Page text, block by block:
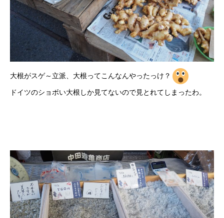
大根がスゲ～立派、大根ってこんなんやったっけ？
ドイツのショボい大根しか見てないので見とれてしまったわ。